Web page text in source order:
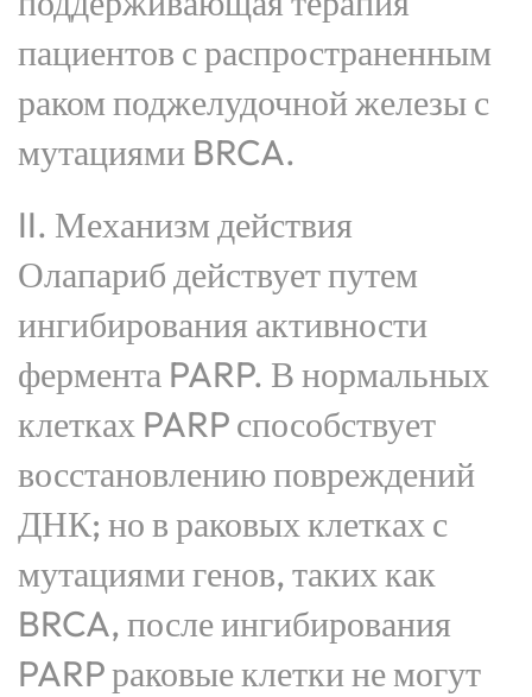
пациентов с распространенным
раком поджелудочной железы с
мутациями BRCA.
II. Механизм действия
Олапариб действует путем
ингибирования активности
фермента PARP. В нормальных
клетках PARP способствует
восстановлению повреждений
ДНК; но в раковых клетках с
мутациями генов, таких как
BRCA, после ингибирования
PARP раковые клетки не могут